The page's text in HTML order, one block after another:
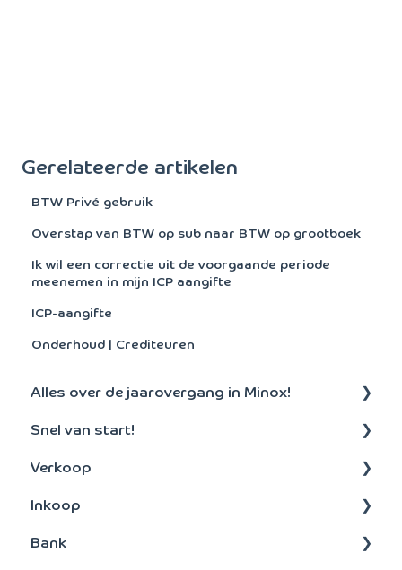
Gerelateerde artikelen
BTW Privé gebruik
Overstap van BTW op sub naar BTW op grootboek
Ik wil een correctie uit de voorgaande periode
meenemen in mijn ICP aangifte
ICP-aangifte
Onderhoud | Crediteuren
Alles over de jaarovergang in Minox!
Aanmaken nieuw boekjaar
Snel van start!
Algemeen
Verkoop
Debiteuren
Offertes en facturen
Inkoop
Betalen
Bank